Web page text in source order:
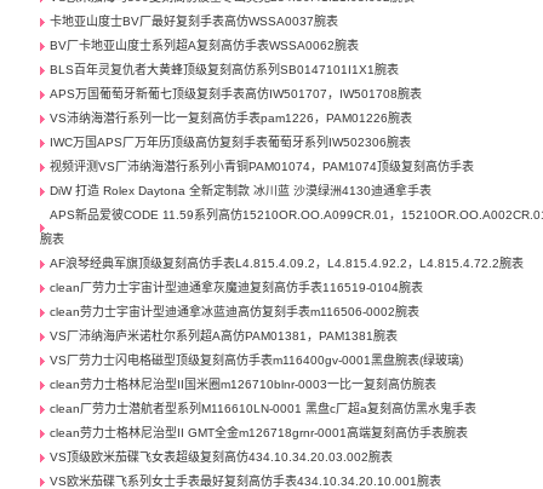
卡地亚山度士BV厂最好复刻手表高仿WSSA0037腕表
BV厂卡地亚山度士系列超A复刻高仿手表WSSA0062腕表
BLS百年灵复仇者大黄蜂顶级复刻高仿系列SB0147101I1X1腕表
APS万国葡萄牙新葡七顶级复刻手表高仿IW501707，IW501708腕表
VS沛纳海潜行系列一比一复刻高仿手表pam1226，PAM01226腕表
IWC万国APS厂万年历顶级高仿复刻手表葡萄牙系列IW502306腕表
视频评测VS厂沛纳海潜行系列小青铜PAM01074，PAM1074顶级复刻高仿手表
DiW 打造 Rolex Daytona 全新定制款 冰川蓝 沙漠绿洲4130迪通拿手表
APS新品爱彼CODE 11.59系列高仿15210OR.OO.A099CR.01，
腕表
AF浪琴经典军旗顶级复刻高仿手表L4.815.4.09.2，L4.815.4.92.2，L4.815.4.72.2腕表
clean厂劳力士宇宙计型迪通拿灰魔迪复刻高仿手表116519-0104腕表
clean劳力士宇宙计型迪通拿冰蓝迪高仿复刻手表m116506-0002腕表
VS厂沛纳海庐米诺杜尔系列超A高仿PAM01381，PAM1381腕表
VS厂劳力士闪电格磁型顶级复刻高仿手表m116400gv-0001黑盘腕表(绿玻璃)
clean劳力士格林尼治型II国米圈m126710blnr-0003一比一复刻高仿腕表
clean厂劳力士潜航者型系列M116610LN-0001 黑盘c厂超a复刻高仿黑水鬼手表
clean劳力士格林尼治型II GMT全金m126718grnr-0001高端复刻高仿手表腕表
VS顶级欧米茄碟飞女表超级复刻高仿434.10.34.20.03.002腕表
VS欧米茄碟飞系列女士手表最好复刻高仿手表434.10.34.20.10.001腕表